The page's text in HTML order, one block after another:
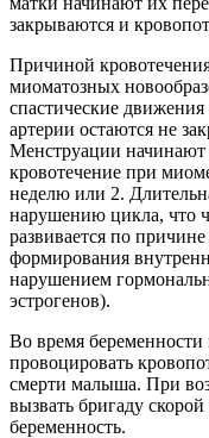
закрываются и
Причиной
миоматозных
спастические
артерии остаются не
Менструации начинают
кровотечение при
неделю или 2.
нарушению цикла, что
развивается по
формирования
нарушением
эстрогенов).
Во время
провоцировать
смерти малыша. При
вызвать бригаду
беременность.